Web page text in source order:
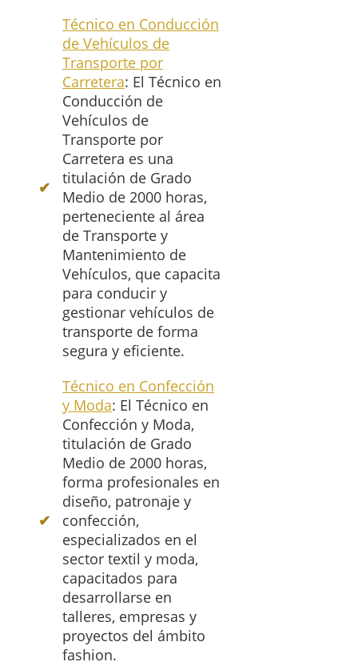
Técnico en Conducción
de Vehículos de
Transporte por
Carretera: El Técnico en
Conducción de
Vehículos de
Transporte por
Carretera es una
titulación de Grado
Medio de 2000 horas,
perteneciente al área
de Transporte y
Mantenimiento de
Vehículos, que capacita
para conducir y
gestionar vehículos de
transporte de forma
segura y eficiente.
Técnico en Confección
y Moda: El Técnico en
Confección y Moda,
titulación de Grado
Medio de 2000 horas,
forma profesionales en
diseño, patronaje y
confección,
especializados en el
sector textil y moda,
capacitados para
desarrollarse en
talleres, empresas y
proyectos del ámbito
fashion.